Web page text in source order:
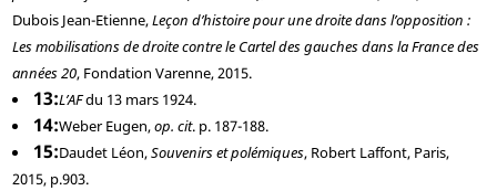
DuboisJean-Etienne,Leçon d’histoire pour une droite dans l’opposition :
Les mobilisations de droite contre le Cartel des gauches dans la France des
années 20, Fondation Varenne, 2015.
13 L’AFdu 13 mars 1924.
14 WeberEugen,op. cit. p. 187-188.
15 DaudetLéon,Souvenirs et polémiques, Robert Laffont, Paris,
2015, p.903.